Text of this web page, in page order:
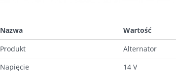
Nazwa
Wartość
Produkt
Alternator
Napięcie
14 V